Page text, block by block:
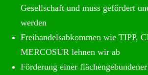
Gesellschaft und muss gefördert
werden
Freihandelsabkommen wie TIPP,
MERCOSUR lehnen wir ab
Förderung einer